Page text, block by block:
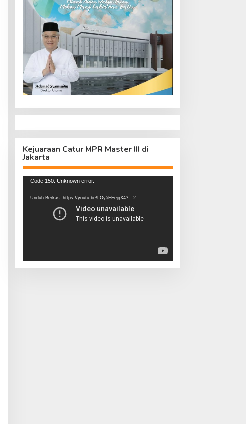
Kejuaraan Catur MPR Master III di
Jakarta
Pemutar
Code 150: Unknown error.
Unduh Berkas: https://youtu.be/LOy5EEejgX4?_=2